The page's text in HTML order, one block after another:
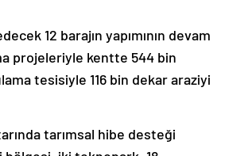
projeleriyle kentte 544 bin
tesisiyle 116 bin dekar araziyi
iki teknopark, 18